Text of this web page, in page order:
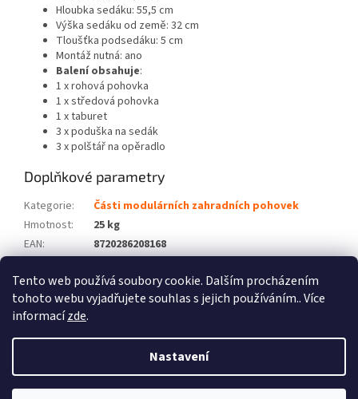
Tento web používá soubory cookie. Dalším procházením
tohoto webu vyjadřujete souhlas s jejich používáním.. Více
informacízde.
Nastavení
Hloubka sedáku: 55,5 cm
Výška sedáku od země: 32 cm
Tloušťka podsedáku: 5 cm
Montáž nutná: ano
Balení obsahuje:
1 x rohová pohovka
1 x středová pohovka
1 x taburet
3 x poduška na sedák
3 x polštář na opěradlo
Doplňkové parametry
Kategorie:
Části modulárních zahradních pohovek
Hmotnost:
25 kg
EAN:
8720286208168
Počet balíků: 1
Vytvořil Shoptet